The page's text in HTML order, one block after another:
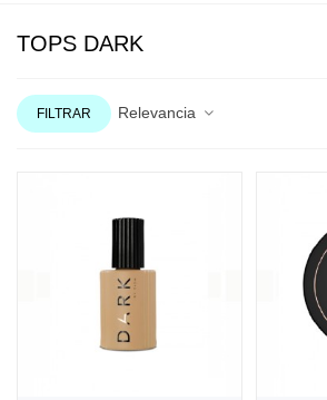
TOPS DARK
FILTRAR Relevancia